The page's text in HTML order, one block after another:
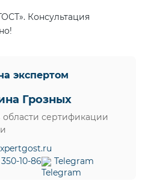
Консультация
экспертом
Грозных
области сертификации
10-86
Telegram